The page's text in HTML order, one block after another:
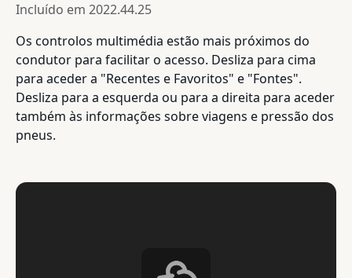
Incluído em 2022.44.25
Os controlos multimédia estão mais próximos do
condutor para facilitar o acesso. Desliza para cima
para aceder a "Recentes e Favoritos" e "Fontes".
Desliza para a esquerda ou para a direita para aceder
também às informações sobre viagens e pressão dos
pneus.